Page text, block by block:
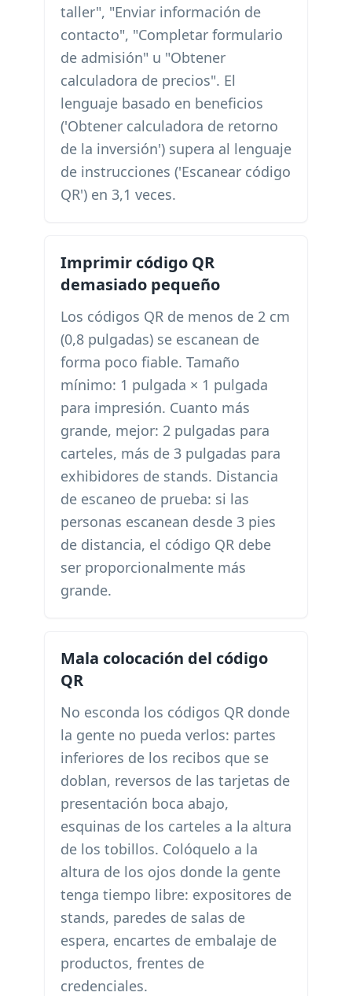
taller", "Enviar información de
contacto", "Completar formulario
de admisión" u "Obtener
calculadora de precios". El
lenguaje basado en beneficios
('Obtener calculadora de retorno
de la inversión') supera al lenguaje
de instrucciones ('Escanear código
QR') en 3,1 veces.
Imprimir código QR
demasiado pequeño
Los códigos QR de menos de 2 cm
(0,8 pulgadas) se escanean de
forma poco fiable. Tamaño
mínimo: 1 pulgada × 1 pulgada
para impresión. Cuanto más
grande, mejor: 2 pulgadas para
carteles, más de 3 pulgadas para
exhibidores de stands. Distancia
de escaneo de prueba: si las
personas escanean desde 3 pies
de distancia, el código QR debe
ser proporcionalmente más
grande.
Mala colocación del código
QR
No esconda los códigos QR donde
la gente no pueda verlos: partes
inferiores de los recibos que se
doblan, reversos de las tarjetas de
presentación boca abajo,
esquinas de los carteles a la altura
de los tobillos. Colóquelo a la
altura de los ojos donde la gente
tenga tiempo libre: expositores de
stands, paredes de salas de
espera, encartes de embalaje de
productos, frentes de
credenciales.